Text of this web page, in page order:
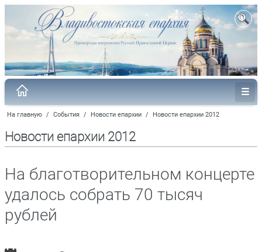
На главную / События / Новости епархии / Новости епархии 2012
Новости епархии 2012
На благотворительном концерте
удалось собрать 70 тысяч
рублей